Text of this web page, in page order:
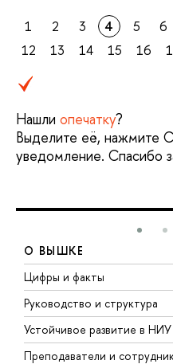
1 2 3 4 5 6
12
13 14 15 16
Нашли опечатку?
Выделите её, нажмите
уведомление. Спасибо
О ВЫШКЕ
Цифры и факты
Руководство и структура
Устойчивое развитие в
Преподаватели и